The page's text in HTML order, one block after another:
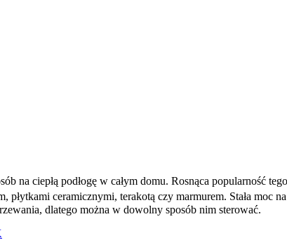
na ciepłą podłogę w całym domu. Rosnąca popularność
ceramicznymi, terakotą czy marmurem. Stała moc
dlatego można w dowolny sposób nim sterować.